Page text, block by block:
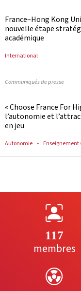
France–Hong Kong
nouvelle étape
académique
International
Communiqués de presse
« Choose France For
l’autonomie et
en jeu
Autonomie Enseignement
117
membres